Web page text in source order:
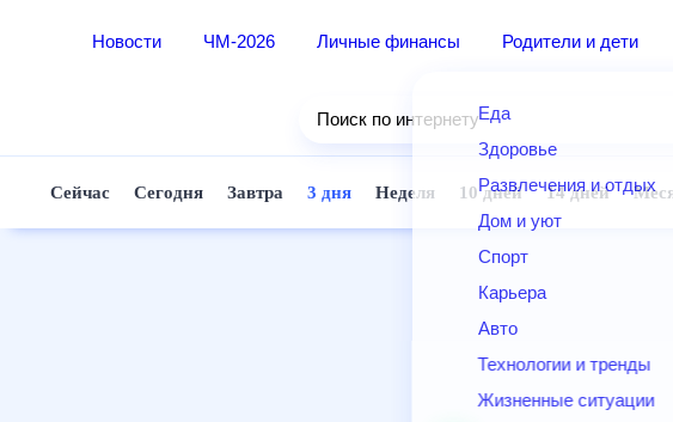
Новости ЧМ-2026 Личные финансы Родители и дети
Еда
Здоровье
Развлечения и отдых
Дом и уют
Спорт
Карьера
Авто
Технологии и тренды
Жизненные ситуации
Поиск по интернету
Сейчас Сегодня Завтра 3 дня Неделя 10 дней 14 дней